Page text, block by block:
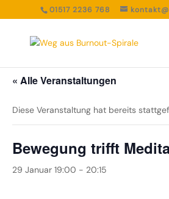
01517 2236 768
« Alle Veranstaltungen
Diese Veranstaltung hat bereits
Bewegung trifft
29 Januar 19:00 - 20:15